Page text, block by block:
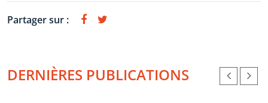
Partager sur :
DERNIÈRES PUBLICATIONS